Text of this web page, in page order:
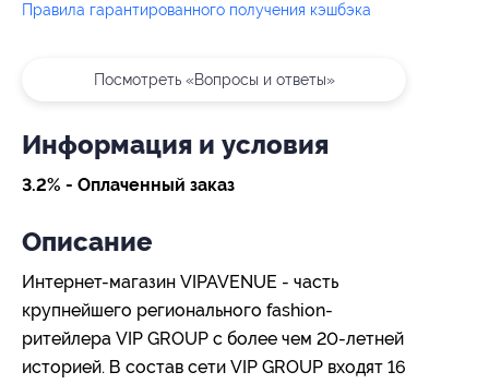
Правила гарантированного получения кэшбэка
Посмотреть «Вопросы и ответы»
Информация и условия
3.2% - Оплаченный заказ
Описание
Интернет-магазин VIPAVENUE - часть
крупнейшего регионального fashion-
ритейлера VIP GROUP с более чем 20-летней
историей. В состав сети VIP GROUP входят 16